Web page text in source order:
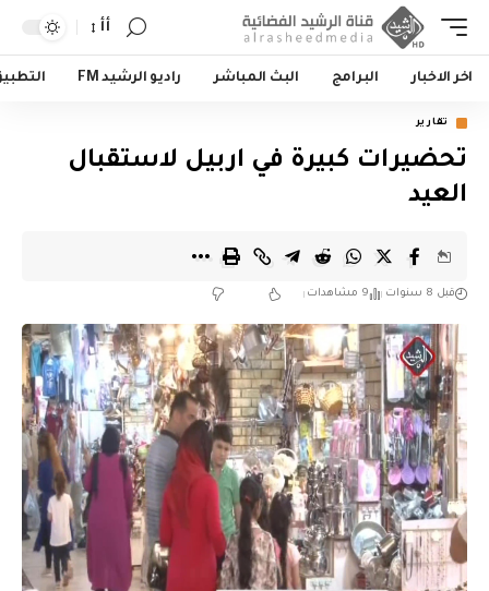
أأ
اخر الاخبار البرامج البث المباشر راديو الرشيد FM
تقارير
تحضيرات كبيرة في اربيل لاستقبال
العيد
قبل 8 سنوات 9 مشاهدات